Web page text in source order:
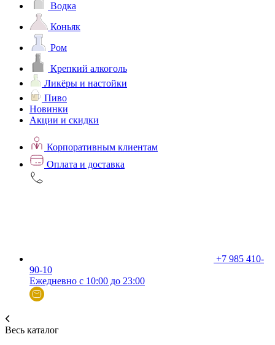
Водка
Коньяк
Ром
Крепкий алкоголь
Ликёры и настойки
Пиво
Новинки
Акции и скидки
Корпоративным клиентам
Оплата и доставка
+7 985 410-
90-10
Ежедневно с 10:00 до 23:00
Весь каталог